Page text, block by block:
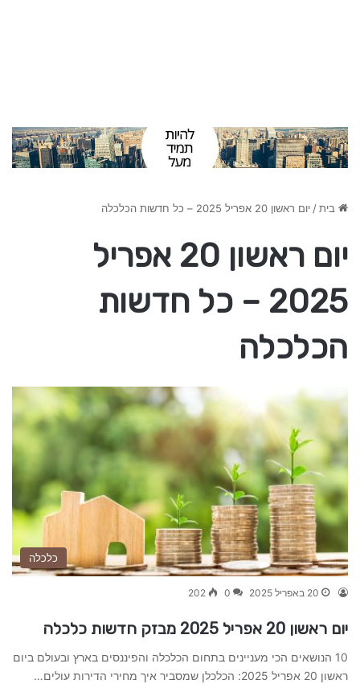
בית/יום ראשון 20 אפריל 2025 – כל חדשות הכלכלה
יום ראשון 20 אפריל
2025 – כל חדשות
הכלכלה
כלכלה
20 באפריל 2025 0
202
יום ראשון 20 אפריל 2025 מבזק חדשות כלכלה
10 הנושאים הכי מעניינים בתחום הכלכלה והפיננסים בארץ ובעולם ביום
ראשון 20 אפריל 2025: הכלכלן שמסביר איך מחירי הדירות עולים…